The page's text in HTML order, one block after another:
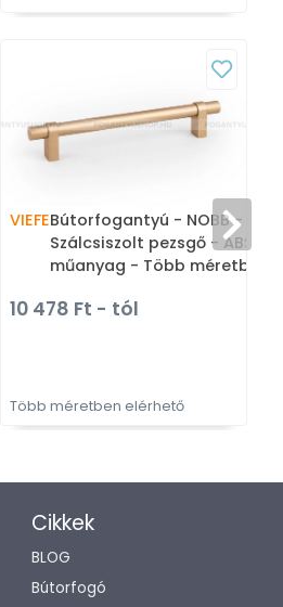
VIEFEBútorfogantyú - NOBB -
Szálcsiszolt pezsgő - ABS
műanyag - Több méretben
bútorfogantyú
10 478 Ft - tól
Több méretben elérhető
Cikkek
BLOG
Bútorfogó